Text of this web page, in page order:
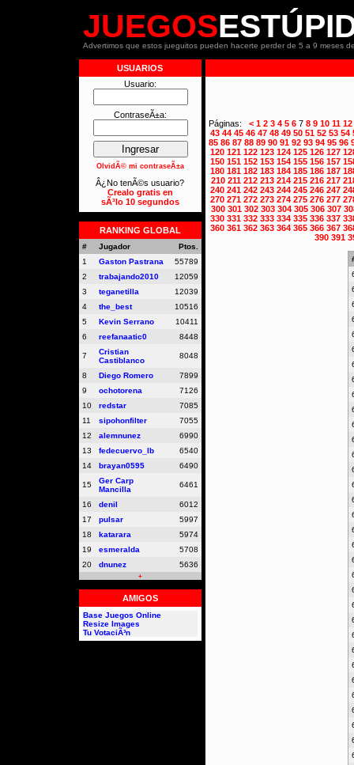
JUEGOS
Advertimos que estos jueguitos pueden hacerte perder de 5 a 9 meses
USUARIOS
Usuario:
ContraseÃ±a:
OlvidÃ© mi contraseÃ±a
Â¿No tenÃ©s usuario?
Crealo gratis en
sÃ³lo 10 segundos
RANKING GLOBAL
# Jugador
Ptos.
1
Gaston Pastrana
55789
2
trabajando2010
12059
3
teganetilla
12039
4
the_best
10516
5
Kevin Serrano
10411
6
reefanaatic0 8448
7
Cristian
Castiblanco
8048
8 Diego Romero
7899
9
ochotorena
7126
10
redstar
7085
11
sipohonfilter
7055
12
alemnunez
6990
13
fedecuervo_lb
6540
14
brayan0595 6490
15
Ger Carp
Mancilla
6461
16 denil
6012
17
pulsar
5997
18
katarara
5974
19
esmeralda
5708
20
dnunez 5636
+
AMIGOS
Base Juegos Online
Resize Images
Tu VotaciÃ³n
Páginas: < 1 2 3 4 5 6 7 8 9 10 11 12
43 44 45 46 47 48 49 50 51 52 53 54
85 86 87 88 89 90 91 92 93 94 95 96
120 121 122 123 124 125 126 127
150 151 152 153 154 155 156 157
180 181 182 183 184 185 186 187
210 211 212 213 214 215 216 217
240 241 242 243 244 245 246 247
270 271 272 273 274 275 276 277
300 301 302 303 304 305 306 307
330 331 332 333 334 335 336 337
360 361 362 363 364 365 366 367
390 391